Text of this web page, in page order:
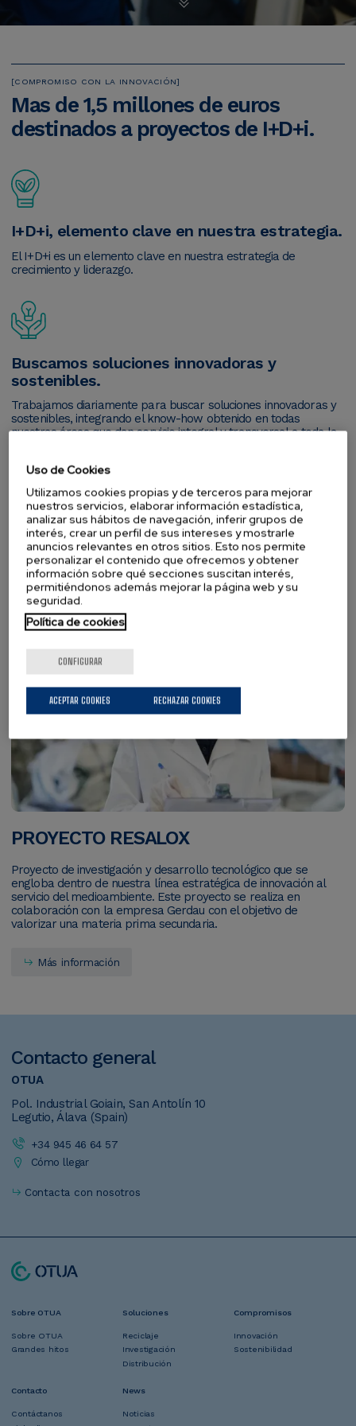
COMPROMISO CON LA INNOVACIÓN
Mas de1,5 millones de euros
destinados a proyectos de I+D+i.
I+D+i, elemento clave en nuestra estrategia.
El I+D+i es un elemento clave en nuestra estrategia de
crecimiento y liderazgo.
Buscamos soluciones innovadoras y
sostenibles.
Trabajamos diariamente para buscar soluciones innovadoras y
sostenibles, integrando el know-how obtenido en todas
nuestras áreas que dan servicio integral y transversal a toda la
+25 proyectos de investigación.
Más de 25 proyectos de investigación dirigidos al reciclaje de
materias primas secundarias desde el 2004.
PROYECTO RESALOX
Proyecto de investigación y desarrollo tecnológico que se
engloba dentro de nuestra línea estratégica de innovación al
servicio del medioambiente. Este proyecto se realiza en
colaboración con la empresa Gerdau con el objetivo de
valorizar una materia prima secundaria.
Más información
Contacto general
OTUA
Pol. Industrial Goiain, San Antolín 10
Legutio, Álava (Spain)
+34 945 46 64 57
Cómo llegar
Contacta con nosotros
Navegación
Sobre OTUA
Sobre OTUA
Grandes hitos
Soluciones
Reciclaje
Investigación
Distribución
Compromisos
Innovación
Sostenibilidad
Contacto
Contáctanos
News
Noticias
Uso de Cookies
Utilizamos cookies propias y de terceros para mejorar
nuestros servicios, elaborar información estadística,
analizar sus hábitos de navegación, inferir grupos de
interés, crear un perfil de sus intereses y mostrarle
anuncios relevantes en otros sitios. Esto nos permite
personalizar el contenido que ofrecemos y obtener
información sobre qué secciones suscitan interés,
permitiéndonos además mejorar la página web y su
seguridad.
Política de cookies
CONFIGURAR
RECHAZAR COOKIES
ACEPTAR COOKIES